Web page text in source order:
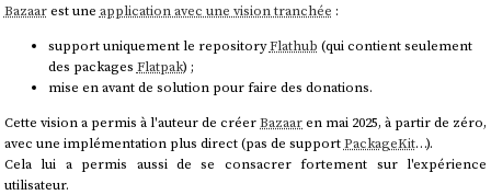
Bazaarest une application avec une vision tranchée :
support uniquement le repositoryFlathub (qui contient seulement
des packages Flatpak) ;
mise en avant de solution pour faire des donations.
Cette vision a permis à l'auteur de créerBazaaren mai 2025, à partir de zéro,
avec une implémentation plus direct (pas de supportPackageKit…).
Cela lui a permis aussi de se consacrer fortement sur l'expérience
utilisateur.